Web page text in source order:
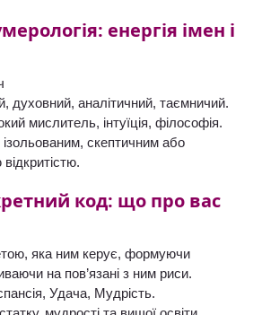
енергія імен і
духовний, аналітичний, таємничий.
мислитель, інтуїція, філософія.
скептичним або
код: що про вас
яка ним керує, формуючи
на пов’язані з ним риси.
Удача, Мудрість.